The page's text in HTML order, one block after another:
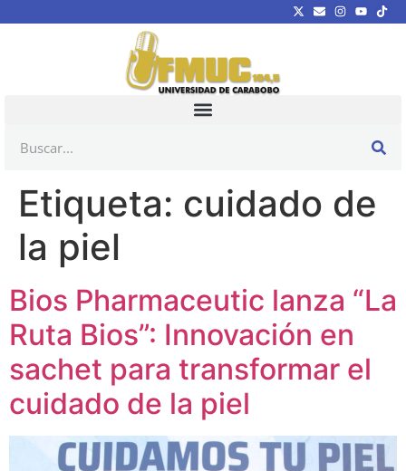
Etiqueta: cuidado de
la piel
Bios Pharmaceutic lanza “La
Ruta Bios”: Innovación en
sachet para transformar el
cuidado de la piel